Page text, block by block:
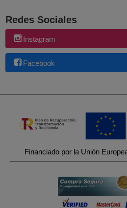
Redes Sociales
Instagram
Facebook
Financiado por la Unión